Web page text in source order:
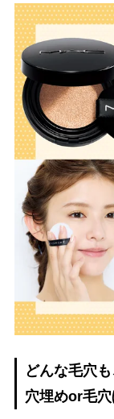
どんな毛穴
穴埋めor毛